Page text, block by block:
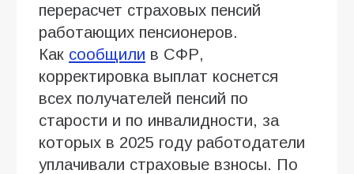
перерасчет страховых пенсий
работающих пенсионеров.
Как сообщили в СФР,
корректировка выплат коснется
всех получателей пенсий по
старости и по инвалидности, за
которых в 2025 году работодатели
уплачивали страховые взносы. По